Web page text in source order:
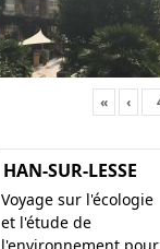
« ‹
HAN-SUR-LESSE
Voyage sur l'écologie
et l'étude de